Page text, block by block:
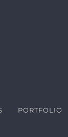
PORTFOLIO